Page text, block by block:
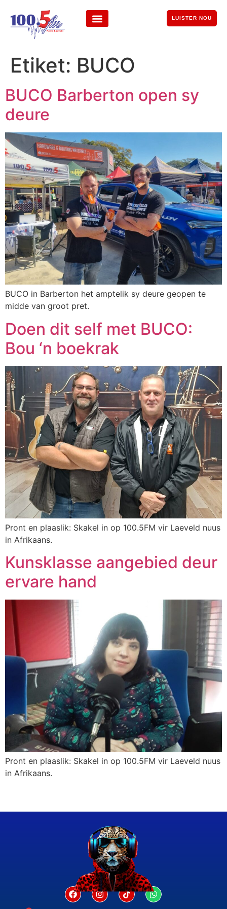
LUISTER NOU
Etiket: BUCO
BUCO Barberton open sy
deure
BUCO in Barberton het amptelik sy deure geopen te
midde van groot pret.
Doen dit self met BUCO:
Bou ‘n boekrak
Pront en plaaslik: Skakel in op 100.5FM vir Laeveld nuus
in Afrikaans.
Kunsklasse aangebied deur
ervare hand
Pront en plaaslik: Skakel in op 100.5FM vir Laeveld nuus
in Afrikaans.